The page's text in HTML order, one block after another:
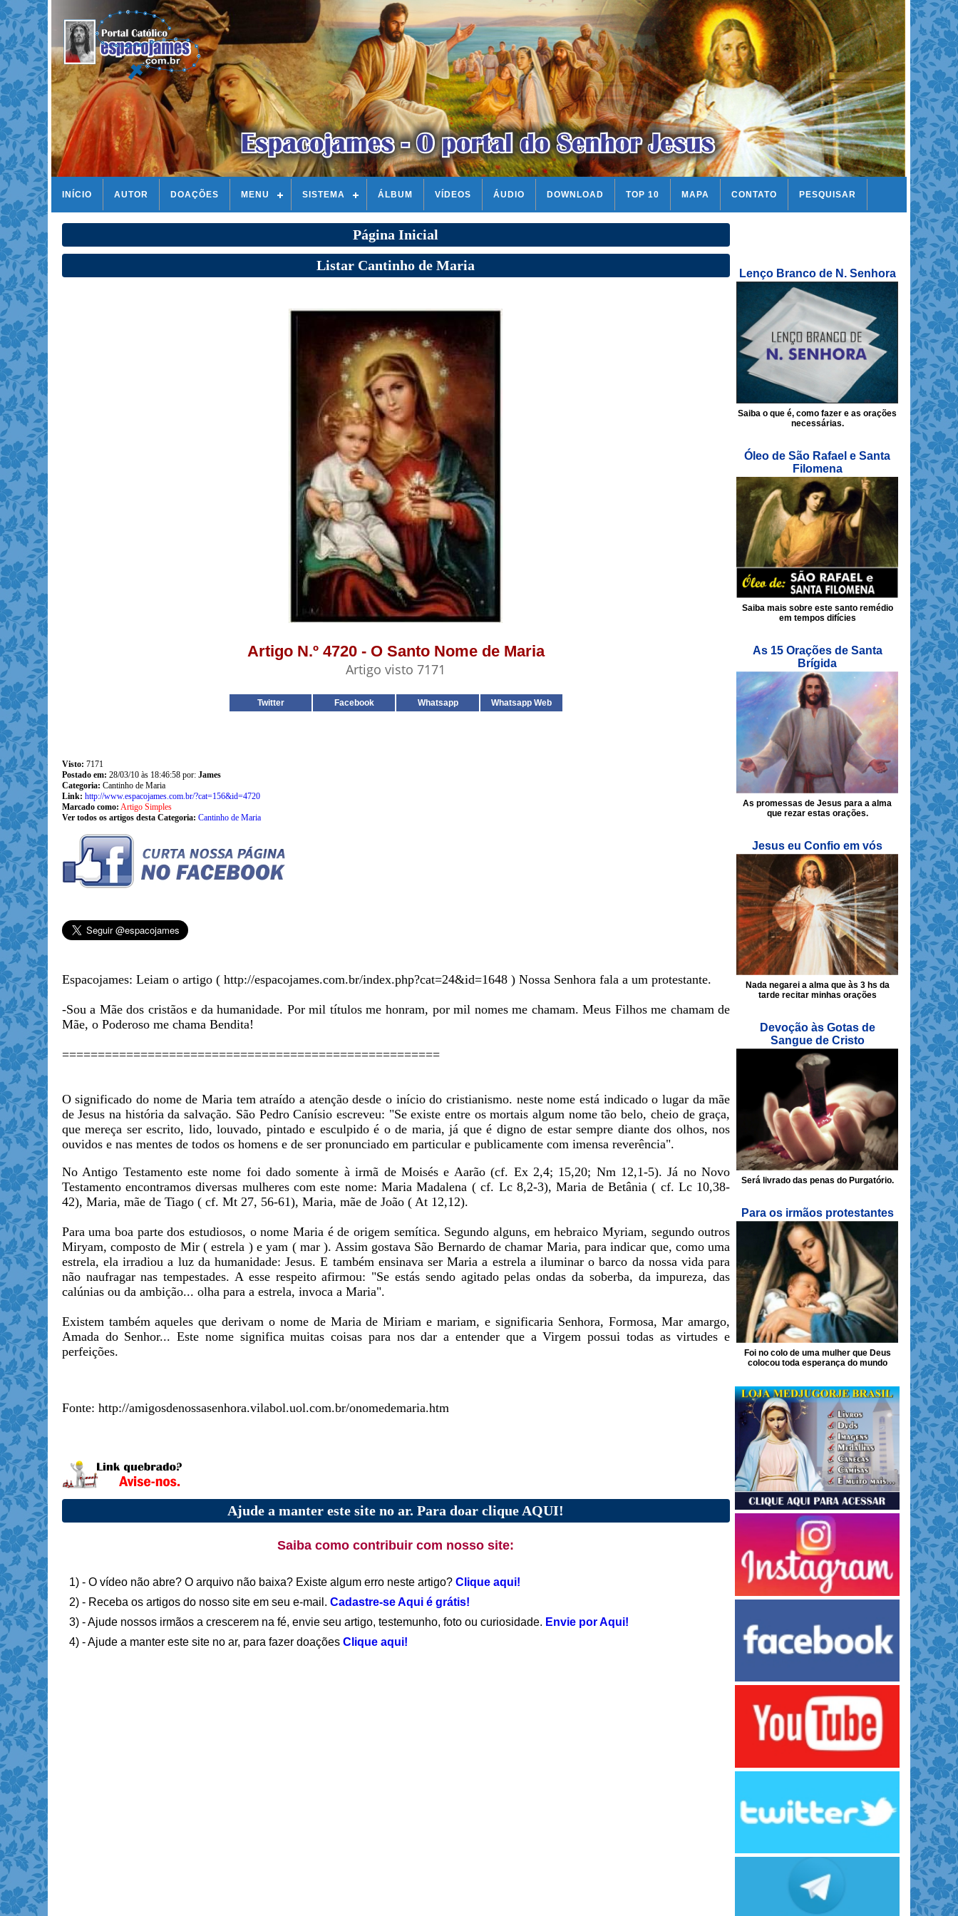
INÍCIO AUTOR DOAÇÕES MENU SISTEMA ÁLBUM VÍDEOS ÁUDIO DOWNLOAD TOP 10 MAPA CONTATO PESQUISAR
Página Inicial
Listar Cantinho de Maria
Artigo N.º 4720 - O Santo Nome de Maria
Artigo visto 7171
Twitter Facebook Whatsapp Whatsapp Web
Visto: 7171
Postado em: 28/03/10 às 18:46:58 por: James
Categoria: Cantinho de Maria
Link: http://www.espacojames.com.br/?cat=156&id=4720
Marcado como: Artigo Simples
Ver todos os artigos desta Categoria: Cantinho de Maria
Espacojames: Leiam o artigo ( http://espacojames.com.br/index.php?cat=24&id=1648 ) Nossa Senhora fala a um protestante.
-Sou a Mãe dos cristãos e da humanidade. Por mil títulos me honram, por mil nomes me chamam. Meus Filhos me chamam de
Mãe, o Poderoso me chama Bendita!
=====================================================
O significado do nome de Maria tem atraído a atenção desde o início do cristianismo. neste nome está indicado o lugar da mãe
de Jesus na história da salvação. São Pedro Canísio escreveu: "Se existe entre os mortais algum nome tão belo, cheio de graça,
que mereça ser escrito, lido, louvado, pintado e esculpido é o de maria, já que é digno de estar sempre diante dos olhos, nos
ouvidos e nas mentes de todos os homens e de ser pronunciado em particular e publicamente com imensa reverência".
No Antigo Testamento este nome foi dado somente à irmã de Moisés e Aarão (cf. Ex 2,4; 15,20; Nm 12,1-5). Já no Novo
Testamento encontramos diversas mulheres com este nome: Maria Madalena ( cf. Lc 8,2-3), Maria de Betânia ( cf. Lc 10,38-
42), Maria, mãe de Tiago ( cf. Mt 27, 56-61), Maria, mãe de João ( At 12,12).
Para uma boa parte dos estudiosos, o nome Maria é de origem semítica. Segundo alguns, em hebraico Myriam, segundo outros
Miryam, composto de Mir ( estrela ) e yam ( mar ). Assim gostava São Bernardo de chamar Maria, para indicar que, como uma
estrela, ela irradiou a luz da humanidade: Jesus. E também ensinava ser Maria a estrela a iluminar o barco da nossa vida para
não naufragar nas tempestades. A esse respeito afirmou: "Se estás sendo agitado pelas ondas da soberba, da impureza, das
calúnias ou da ambição... olha para a estrela, invoca a Maria".
Existem também aqueles que derivam o nome de Maria de Miriam e mariam, e significaria Senhora, Formosa, Mar amargo,
Amada do Senhor... Este nome significa muitas coisas para nos dar a entender que a Virgem possui todas as virtudes e
perfeições.
Fonte: http://amigosdenossasenhora.vilabol.uol.com.br/onomedemaria.htm
Ajude a manter este site no ar. Para doar clique AQUI!
Saiba como contribuir com nosso site:
1) - O vídeo não abre? O arquivo não baixa? Existe algum erro neste artigo? Clique aqui!
2) - Receba os artigos do nosso site em seu e-mail. Cadastre-se Aqui é grátis!
3) - Ajude nossos irmãos a crescerem na fé, envie seu artigo, testemunho, foto ou curiosidade. Envie por Aqui!
4) - Ajude a manter este site no ar, para fazer doações Clique aqui!
Lenço Branco de N. Senhora
Saiba o que é, como fazer e as orações
necessárias.
Óleo de São Rafael e Santa
Filomena
Saiba mais sobre este santo remédio
em tempos difícies
As 15 Orações de Santa
Brígida
As promessas de Jesus para a alma
que rezar estas orações.
Jesus eu Confio em vós
Nada negarei a alma que às 3 hs da
tarde recitar minhas orações
Devoção às Gotas de
Sangue de Cristo
Será livrado das penas do Purgatório.
Para os irmãos protestantes
Foi no colo de uma mulher que Deus
colocou toda esperança do mundo